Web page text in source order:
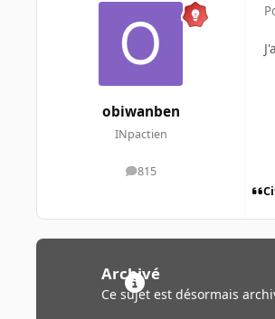
obiwanben
INpactien
815
messages
Archivé
Ce sujet est désormais